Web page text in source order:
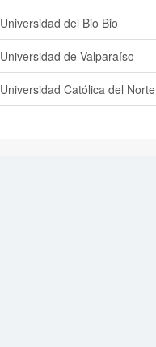
Universidad del Bio Bio
Universidad de Valparaíso
Universidad Católica del Norte